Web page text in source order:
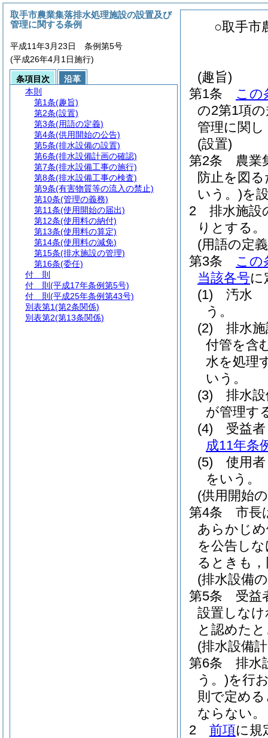
○取手市
(趣旨)
第1条
この
の2第1項
管理に関
(設置)
第2条
農業
防止を図
いう。)を
2
排水施設
りとする。
(用語の定
第3条
この
当該各号に
(1)
汚水
う。
(2)
排水
付管を含
水を処理
いう。
(3)
排水
が管理す
(4)
受益
成11年条
(5)
使用
をいう。
(供用開始
第4条
市長
あらかじ
を公告し
るときも
(排水設備
第5条
受益
設置しな
と認めた
(排水設備
第6条
排水
う。)を行
則で定め
ならない。
2
前項に規
取手市農業集落排水処理施設の設置及び
管理に関する条例
平成11年3月23日 条例第5号
(平成26年4月1日施行)
条項目次
沿革
本則
第1条(趣旨)
第2条(設置)
第3条(用語の定義)
第4条(供用開始の公告)
第5条(排水設備の設置)
第6条(排水設備計画の確認)
第7条(排水設備工事の施行)
第8条(排水設備工事の検査)
第9条(有害物質等の流入の禁止)
第10条(管理の義務)
第11条(使用開始の届出)
第12条(使用料の納付)
第13条(使用料の算定)
第14条(使用料の減免)
第15条(排水施設の管理)
第16条(委任)
付 則
付 則 (平成17年条例第5号)
付 則 (平成25年条例第43号)
別表第1(第2条関係)
別表第2(第13条関係)